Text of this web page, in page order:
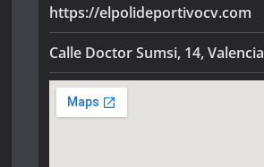
https://elpolideportivocv.com
Calle Doctor Sumsi, 14, Valencia